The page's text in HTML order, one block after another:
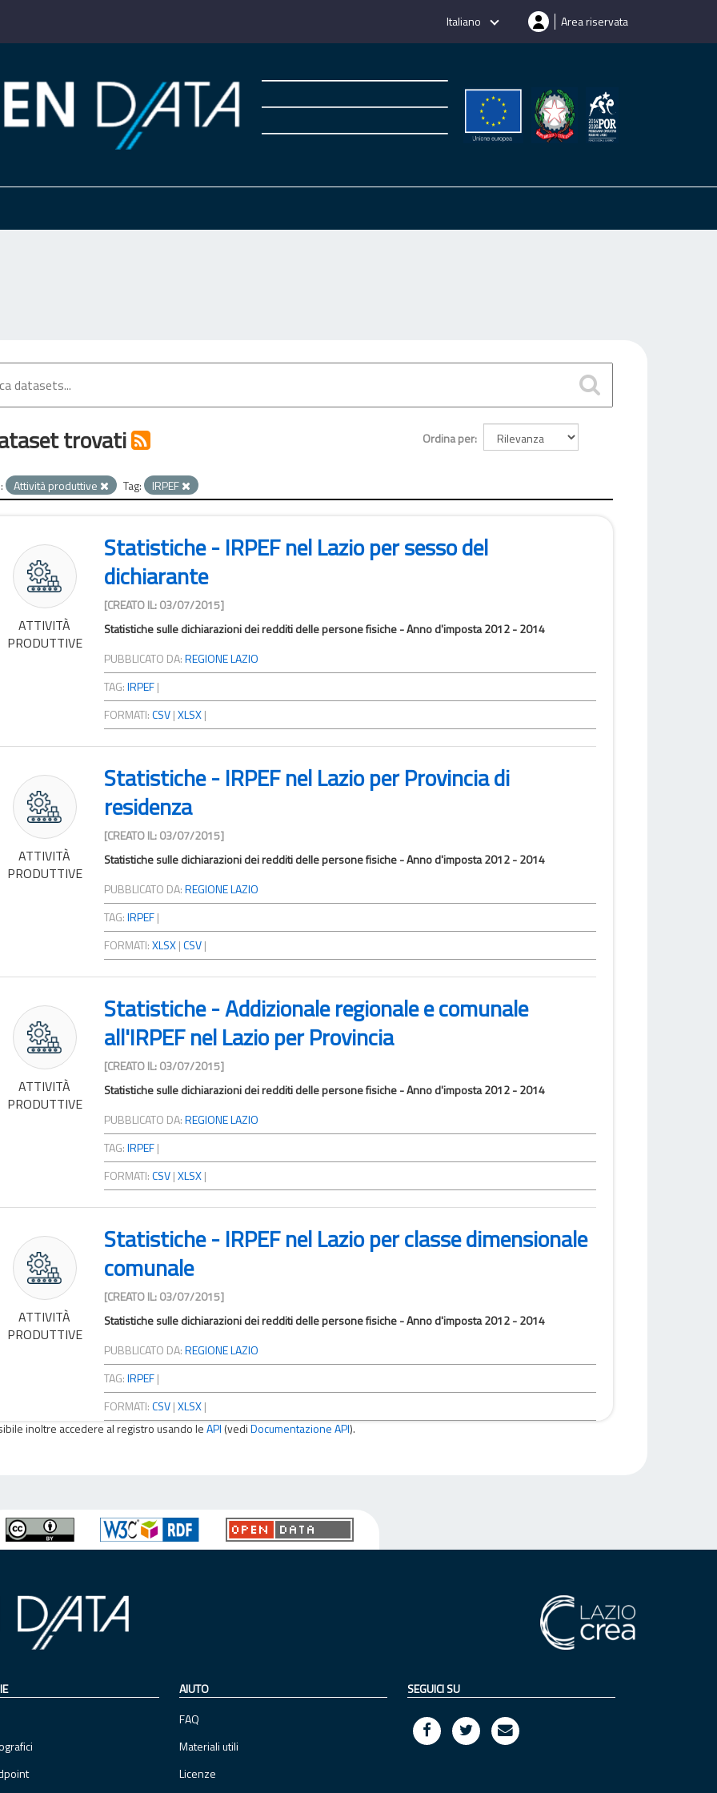
Italiano Area riservata
Ordina per
trovati
Attività produttive Tag: IRPEF
ATTIVITÀ
PRODUTTIVE
Statistiche - IRPEF nel Lazio per sesso del
dichiarante
[CREATO IL: 03/07/2015]
Statistiche sulle dichiarazioni dei redditi delle persone fisiche - Anno d'imposta 2012 - 2014
PUBBLICATO DA:REGIONE LAZIO
TAG:IRPEF |
FORMATI:CSV |XLSX |
ATTIVITÀ
PRODUTTIVE
Statistiche - IRPEF nel Lazio per Provincia di
residenza
[CREATO IL: 03/07/2015]
Statistiche sulle dichiarazioni dei redditi delle persone fisiche - Anno d'imposta 2012 - 2014
PUBBLICATO DA:REGIONE LAZIO
TAG:IRPEF |
FORMATI:XLSX |CSV |
ATTIVITÀ
PRODUTTIVE
Statistiche - Addizionale regionale e comunale
all'IRPEF nel Lazio per Provincia
[CREATO IL: 03/07/2015]
Statistiche sulle dichiarazioni dei redditi delle persone fisiche - Anno d'imposta 2012 - 2014
PUBBLICATO DA:REGIONE LAZIO
TAG:IRPEF |
FORMATI:CSV |XLSX |
ATTIVITÀ
PRODUTTIVE
Statistiche - IRPEF nel Lazio per classe dimensionale
comunale
[CREATO IL: 03/07/2015]
Statistiche sulle dichiarazioni dei redditi delle persone fisiche - Anno d'imposta 2012 - 2014
PUBBLICATO DA:REGIONE LAZIO
TAG:IRPEF |
FORMATI:CSV |XLSX |
inoltre accedere al registro usando leAPI (vediDocumentazione API).
AIUTO
FAQ
Materiali utili
Licenze
SEGUICI SU